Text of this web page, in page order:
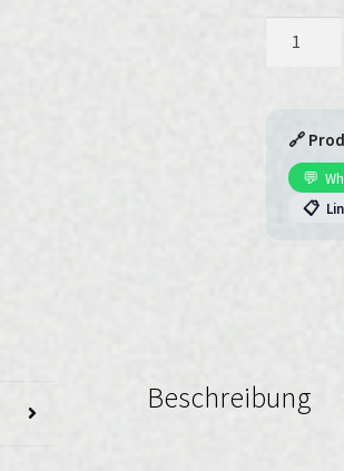
Edition]
🔗
💬
📋
Beschreibung